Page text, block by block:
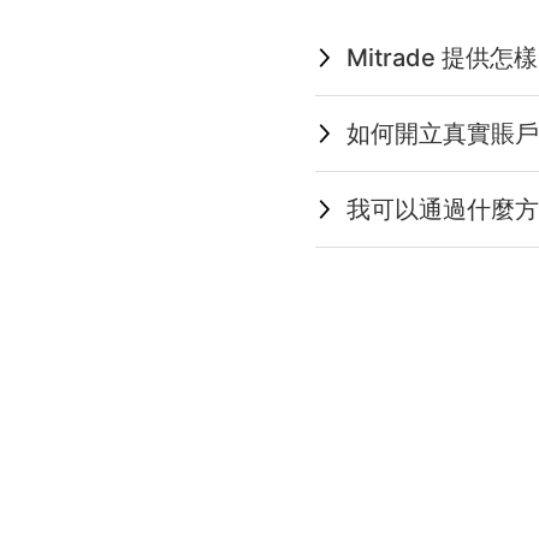
Mitrade 提供怎
如何開立真實賬
我可以通過什麼